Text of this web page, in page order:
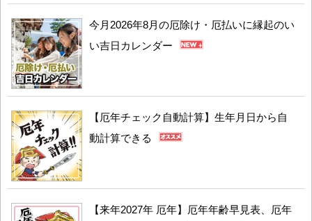
今月2026年8月の厄除け・厄払いに縁起のい
い吉日カレンダー
【厄年チェック自動計算】生年月日から自
動計算できる
【来年2027年 厄年】厄年年齢早見表、厄年